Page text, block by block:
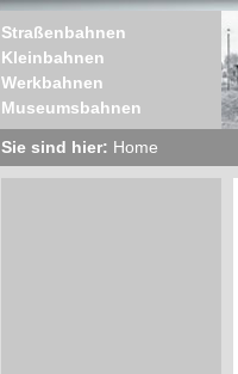
Straßenbahnen
Kleinbahnen
Werkbahnen
Museumsbahnen
Sie sind hier: Home